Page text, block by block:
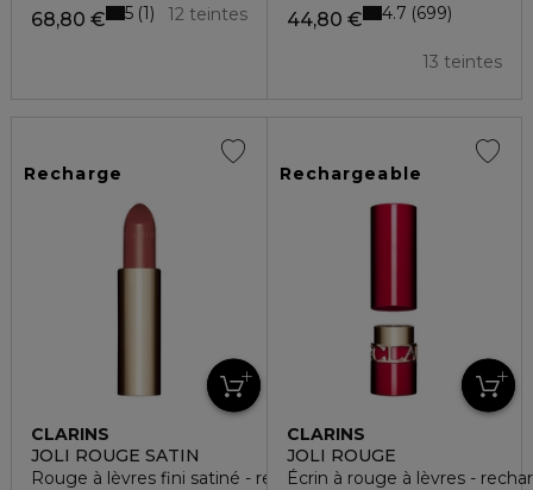
68,80 € 12 teintes
5 1 44,80 €
13 teintes
4.7 699
Recharge
CLARINS
JOLI ROUGE SATIN
Rouge à lèvres fini satiné - recharge
Rechargeable
CLARINS
JOLI ROUGE
Écrin à rouge à lèvres -